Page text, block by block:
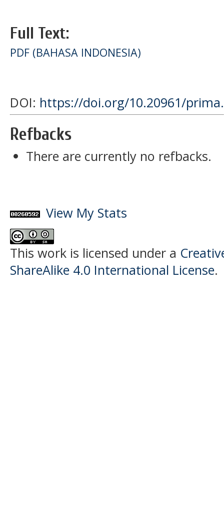
Full Text:
PDF (BAHASA INDONESIA)
DOI: https://doi.org/10.20961/
Refbacks
There are currently no refbacks.
View My Stats
This work is licensed under a
ShareAlike 4.0 International License.